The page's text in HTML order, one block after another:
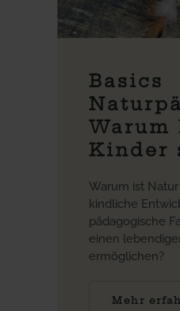
Basics
Warum
Kinder
Warum ist
kindliche
pädagogische
einen
ermöglichen?
Mehr